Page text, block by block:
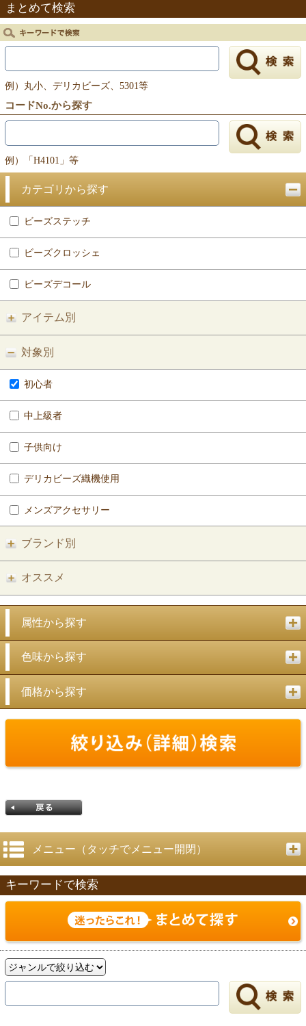
戻る
まとめて検索
例）丸小、デリカビーズ、5301等
コードNo.から探す
例）「H4101」等
カテゴリから探す
ビーズステッチ
ビーズクロッシェ
ビーズデコール
アイテム別
対象別
初心者
中上級者
子供向け
デリカビーズ織機使用
メンズアクセサリー
ブランド別
オススメ
属性から探す
色味から探す
価格から探す
戻る
メニュー（タッチでメニュー開閉）
キーワードで検索